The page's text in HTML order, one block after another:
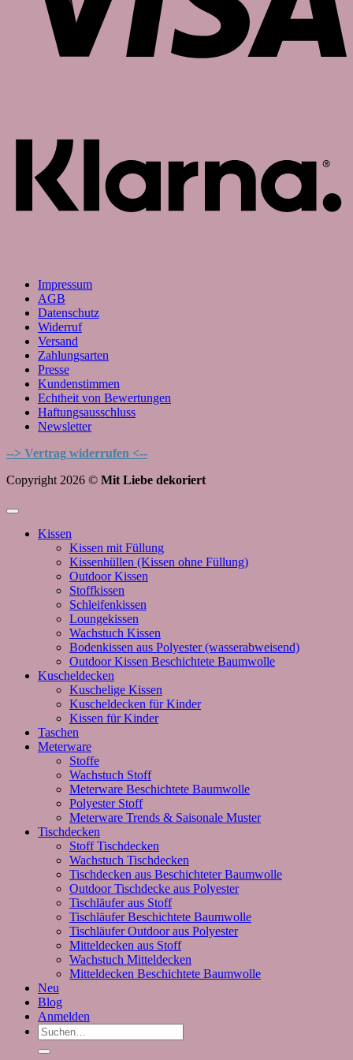
Impressum
AGB
Datenschutz
Widerruf
Versand
Zahlungsarten
Presse
Kundenstimmen
Echtheit von Bewertungen
Haftungsausschluss
Newsletter
--> Vertrag widerrufen <--
Copyright 2026 © Mit Liebe dekoriert
Kissen
Kissen mit Füllung
Kissenhüllen (Kissen ohne Füllung)
Outdoor Kissen
Stoffkissen
Schleifenkissen
Loungekissen
Wachstuch Kissen
Bodenkissen aus Polyester (wasserabweisend)
Outdoor Kissen Beschichtete Baumwolle
Kuscheldecken
Kuschelige Kissen
Kuscheldecken für Kinder
Kissen für Kinder
Taschen
Meterware
Stoffe
Wachstuch Stoff
Meterware Beschichtete Baumwolle
Polyester Stoff
Meterware Trends & Saisonale Muster
Tischdecken
Stoff Tischdecken
Wachstuch Tischdecken
Tischdecken aus Beschichteter Baumwolle
Outdoor Tischdecke aus Polyester
Tischläufer aus Stoff
Tischläufer Beschichtete Baumwolle
Tischläufer Outdoor aus Polyester
Mitteldecken aus Stoff
Wachstuch Mitteldecken
Mitteldecken Beschichtete Baumwolle
Neu
Blog
Anmelden
Suchen
nach: